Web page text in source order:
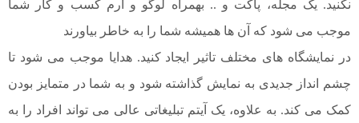
نکنید. یک مجله، پاکت و .. بهمراه لوگو و آرم کسب و کار شما
موجب می شود که آن ها همیشه شما را به خاطر بیاورند
در نمایشگاه های مختلف تاثیر ایجاد کنید. هدایا موجب می شود تا
چشم انداز جدیدی به نمایش گذاشته شود و به شما در متمایز بودن
کمک می کند. به علاوه، یک آیتم تبلیغاتی عالی می تواند افراد را به